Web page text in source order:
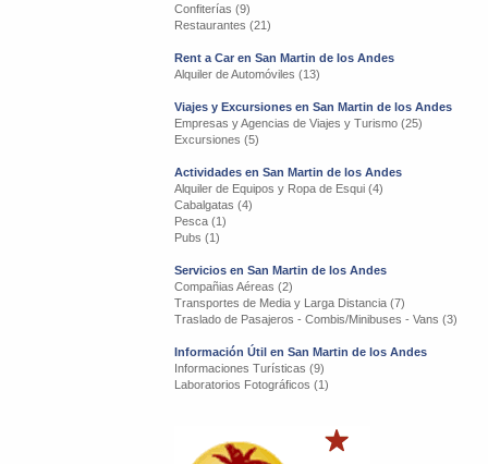
Confiterías (9)
Restaurantes (21)
Rent a Car en San Martin de los Andes
Alquiler de Automóviles (13)
Viajes y Excursiones en San Martin de los Andes
Empresas y Agencias de Viajes y Turismo (25)
Excursiones (5)
Actividades en San Martin de los Andes
Alquiler de Equipos y Ropa de Esqui (4)
Cabalgatas (4)
Pesca (1)
Pubs (1)
Servicios en San Martin de los Andes
Compañias Aéreas (2)
Transportes de Media y Larga Distancia (7)
Traslado de Pasajeros - Combis/Minibuses - Vans (3)
Información Útil en San Martin de los Andes
Informaciones Turísticas (9)
Laboratorios Fotográficos (1)